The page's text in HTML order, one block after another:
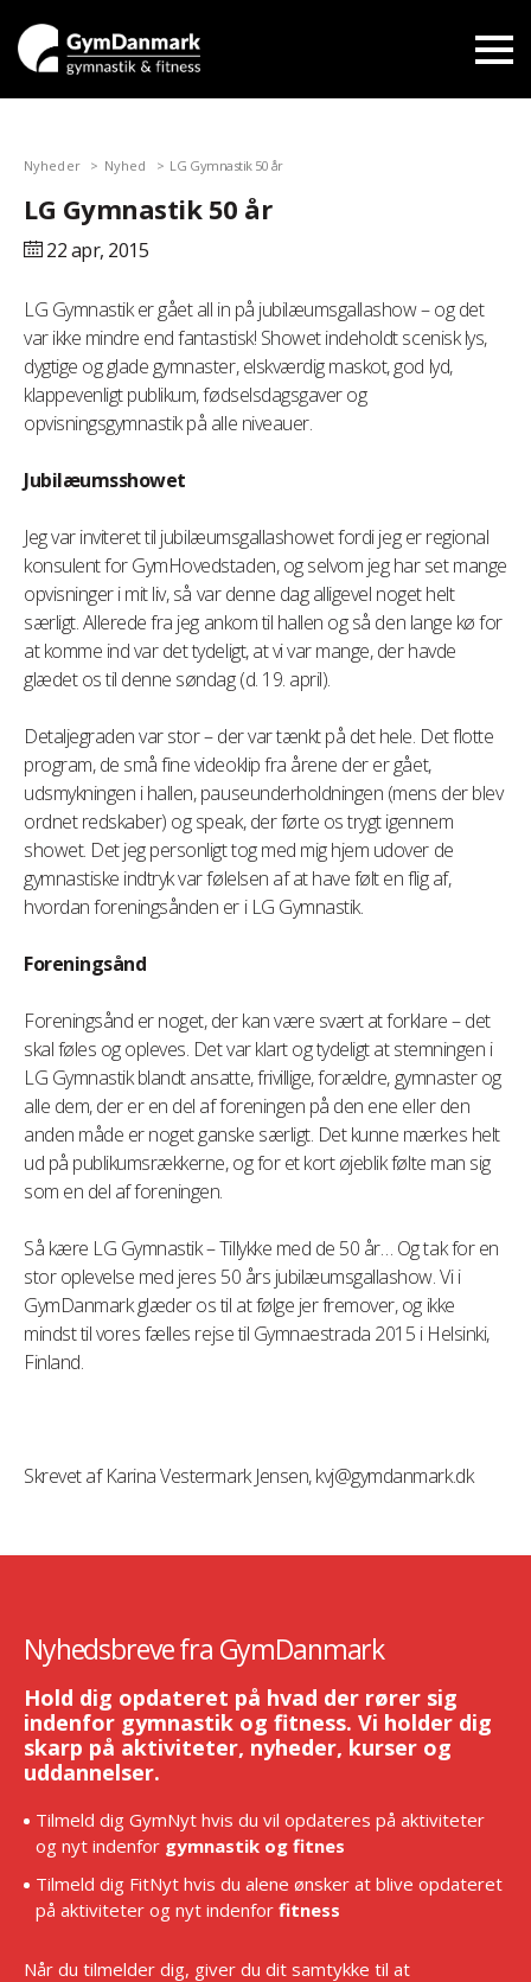
Nyheder Nyhed LG Gymnastik 50 år
LG Gymnastik 50 år
22 apr, 2015
LG Gymnastik er gået all in på jubilæumsgallashow – og det
var ikke mindre end fantastisk! Showet indeholdt scenisk lys,
dygtige og glade gymnaster, elskværdig maskot, god lyd,
klappevenligt publikum, fødselsdagsgaver og
opvisningsgymnastik på alle niveauer.
Jubilæumsshowet
Jeg var inviteret til jubilæumsgallashowet fordi jeg er regional
konsulent for GymHovedstaden, og selvom jeg har set mange
opvisninger i mit liv, så var denne dag alligevel noget helt
særligt. Allerede fra jeg ankom til hallen og så den lange kø for
at komme ind var det tydeligt, at vi var mange, der havde
glædet os til denne søndag (d. 19. april).
Detaljegraden var stor – der var tænkt på det hele. Det flotte
program, de små fine videoklip fra årene der er gået,
udsmykningen i hallen, pauseunderholdningen (mens der blev
ordnet redskaber) og speak, der førte os trygt igennem
showet. Det jeg personligt tog med mig hjem udover de
gymnastiske indtryk var følelsen af at have følt en flig af,
hvordan foreningsånden er i LG Gymnastik.
Foreningsånd
Foreningsånd er noget, der kan være svært at forklare – det
skal føles og opleves. Det var klart og tydeligt at stemningen i
LG Gymnastik blandt ansatte, frivillige, forældre, gymnaster og
alle dem, der er en del af foreningen på den ene eller den
anden måde er noget ganske særligt. Det kunne mærkes helt
ud på publikumsrækkerne, og for et kort øjeblik følte man sig
som en del af foreningen.
Så kære LG Gymnastik – Tillykke med de 50 år… Og tak for en
stor oplevelse med jeres 50 års jubilæumsgallashow. Vi i
GymDanmark glæder os til at følge jer fremover, og ikke
mindst til vores fælles rejse til Gymnaestrada 2015 i Helsinki,
Finland.
Skrevet af Karina Vestermark Jensen, kvj@gymdanmark.dk
Nyhedsbreve fra GymDanmark
Hold dig opdateret på hvad der rører sig
indenfor gymnastik og fitness. Vi holder dig
skarp på aktiviteter, nyheder, kurser og
uddannelser.
Tilmeld dig GymNyt hvis du vil opdateres på aktiviteter
og nyt indenfor gymnastik og fitnes
Tilmeld dig FitNyt hvis du alene ønsker at blive opdateret
på aktiviteter og nyt indenfor fitness
Når du tilmelder dig, giver du dit samtykke til at